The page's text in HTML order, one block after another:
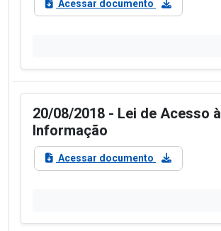
Acessar documento
20/08/2018 - Lei de Acesso à
Informação
Acessar documento